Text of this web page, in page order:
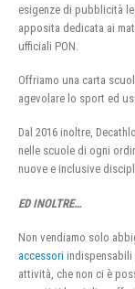
esigenze di pubblicità
apposita dedicata ai
ufficiali PON.
Offriamo una carta
agevolare lo sport ed
Dal 2016 inoltre,
nelle scuole di ogni
nuove e inclusive
ED INOLTRE…
Non vendiamo solo
accessori indispensabili
attività, che non ci è